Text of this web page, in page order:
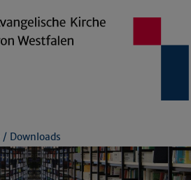
Downloads